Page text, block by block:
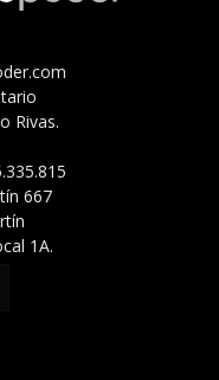
Rivas.
667
1A.